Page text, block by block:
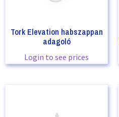
Tork Elevation habszappan
adagoló
Login to see prices